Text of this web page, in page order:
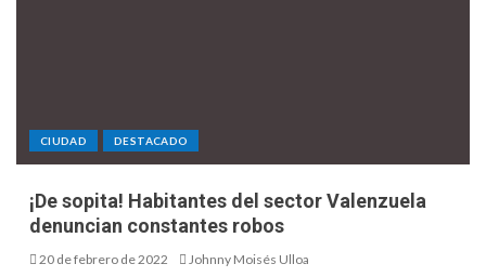
CIUDAD DESTACADO
¡De sopita! Habitantes del sector Valenzuela
denuncian constantes robos
20 de febrero de 2022 Johnny Moisés Ulloa